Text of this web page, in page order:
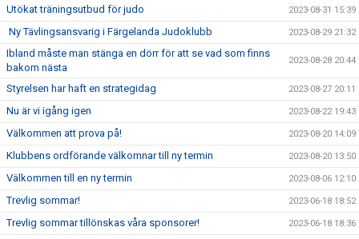
Utökat träningsutbud för judo 2023-08-31 15:39
Ny Tävlingsansvarig i Färgelanda Judoklubb 2023-08-29 21:32
Ibland måste man stänga en dörr för att se vad som finns
bakom nästa
2023-08-28 20:44
Styrelsen har haft en strategidag 2023-08-27 20:11
Nu är vi igång igen 2023-08-22 19:43
Välkommen att prova på! 2023-08-20 14:09
Klubbens ordförande välkomnar till ny termin 2023-08-20 13:50
Välkommen till en ny termin 2023-08-06 12:10
Trevlig sommar! 2023-06-18 18:52
Trevlig sommar tillönskas våra sponsorer! 2023-06-18 18:36